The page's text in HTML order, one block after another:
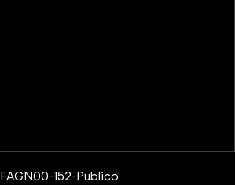
FAGN00-152-Publico